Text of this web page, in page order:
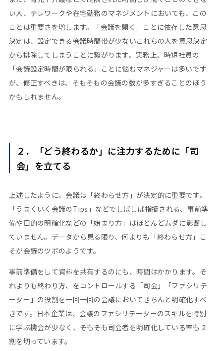
い人、テレワークや在宅勤務のマネジメントにおいても、この
ことは重要さを増します。「会議を開く」ことに依存した意思
決定は、設定できる会議時間帯が少ないこれらの人を意思決定
から排除してしまうことに繋がります。実務上、時短社員の
「会議設定時間が限られる」ことに悩むマネジャーは多いです
が、修正すべきは、そもそもの会議の数が多すぎることのほう
かもしれません。
２．「どう終わるか」に注力するために「司
会」を立てる
上述したように、会議は「終わらせ方」が決定的に重要です。
「うまくいく会議のTips」などでしばしば指摘される、事前準
備や目的の明確化などの「始まり方」はほとんどムダに影響し
ていません。データから見る限り、何よりも「終わらせ方」こ
そが会議のツボのようです。
事前準備をして資料を共有するのにも、時間はかかります。そ
れよりも終わり方、をコントロールする「司会」「ファシリテ
ーター」の役割を一回一回の会議においてきちんと明確化すべ
きです。日本企業は、会議のファシリテーターのスキルを特別
に学ぶ機会が少なく、そもそも司会者を明確化している率も２
割を切っています。